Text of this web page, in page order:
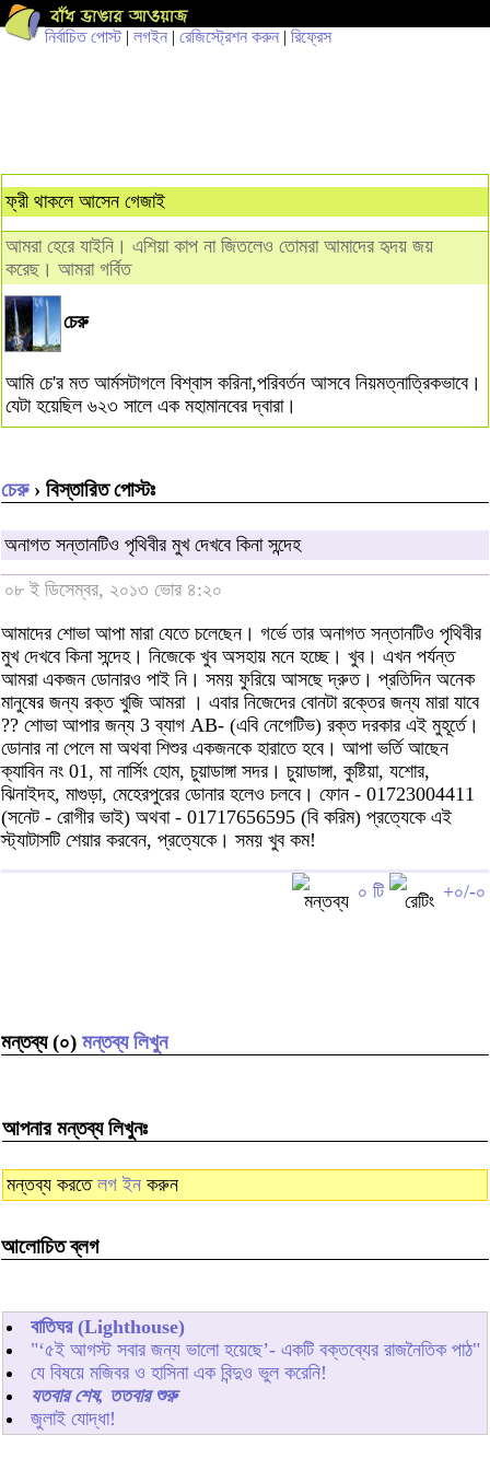
নির্বাচিত পোস্ট| লগইন | রেজিস্ট্রেশন করুন | রিফ্রেস
ফ্রী থাকলে আসেন গেজাই
আমরা হেরে যাইনি। এশিয়া কাপ না জিতলেও তোমরা আমাদের হৃদয় জয়
করেছ। আমরা গর্বিত
চেরু
আমি চে'র মত আর্মসটাগলে বিশ্বাস করিনা,পরিবর্তন আসবে নিয়মত্নাত্রিকভাবে।
যেটা হয়েছিল ৬২৩ সালে এক মহামানবের দ্বারা।
চেরু› বিস্তারিত পোস্টঃ
অনাগত সন্তানটিও পৃথিবীর মুখ দেখবে কিনা সন্দেহ
০৮ ই ডিসেম্বর, ২০১৩ ভোর ৪:২০
আমাদের শোভা আপা মারা যেতে চলেছেন। গর্ভে তার অনাগত সন্তানটিও পৃথিবীর
মুখ দেখবে কিনা সন্দেহ। নিজেকে খুব অসহায় মনে হচ্ছে। খুব। এখন পর্যন্ত
আমরা একজন ডোনারও পাই নি। সময় ফুরিয়ে আসছে দ্রুত। প্রতিদিন অনেক
মানুষের জন্য রক্ত খুজি আমরা । এবার নিজেদের বোনটা রক্তের জন্য মারা যাবে
?? শোভা আপার জন্য 3 ব্যাগ AB- (এবি নেগেটিভ) রক্ত দরকার এই মুহূর্তে।
ডোনার না পেলে মা অথবা শিশুর একজনকে হারাতে হবে। আপা ভর্তি আছেন
ক্যাবিন নং 01, মা নার্সিং হোম, চুয়াডাঙ্গা সদর। চুয়াডাঙ্গা, কুষ্টিয়া, যশোর,
ঝিনাইদহ, মাগুড়া, মেহেরপুরের ডোনার হলেও চলবে। ফোন - 01723004411
(সনেট - রোগীর ভাই) অথবা - 01717656595 (বি করিম) প্রত্যেকে এই
স্ট্যাটাসটি শেয়ার করবেন, প্রত্যেকে। সময় খুব কম!
০ টি +০/-০
মন্তব্য (০) মন্তব্য লিখুন
আপনার মন্তব্য লিখুনঃ
মন্তব্য করতে লগ ইন করুন
আলোচিত ব্লগ
বাতিঘর (Lighthouse)
"‘৫ই আগস্ট সবার জন্য ভালো হয়েছে’- একটি বক্তব্যের রাজনৈতিক পাঠ"
যে বিষয়ে মজিবর ও হাসিনা এক বিন্দুও ভুল করেনি!
যতবার শেষ, ততবার শুরু
জুলাই যোদ্ধা!